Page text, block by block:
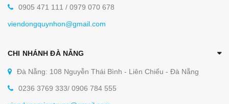
0905 471 111 / 0979 070 678
viendongquynhon@gmail.com
CHI NHÁNH ĐÀ NẴNG
Đà Nẵng: 108 Nguyễn Thái Bình - Liên Chiểu - Đà Nẵng
0236 3769 333/ 0906 784 555